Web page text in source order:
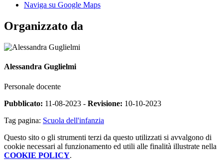
Naviga su Google Maps
Organizzato da
Alessandra Guglielmi
Personale docente
Pubblicato: 11-08-2023 - Revisione: 10-10-2023
Tag pagina: Scuola dell'infanzia
Questo sito o gli strumenti terzi da questo utilizzati si avvalgono di
cookie necessari al funzionamento ed utili alle finalità illustrate nella
COOKIE POLICY.